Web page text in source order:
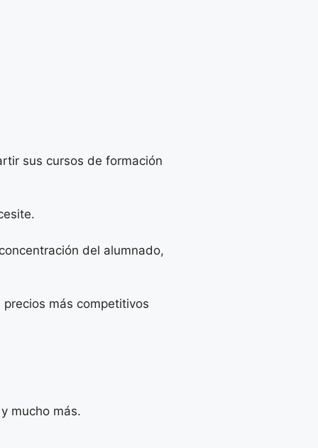
sus cursos de formación
del alumnado,
más competitivos
mucho más.